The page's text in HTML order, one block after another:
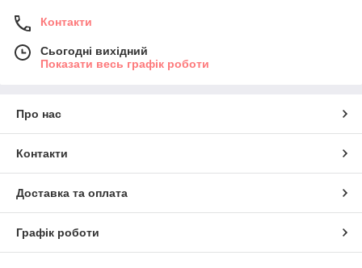
Контакти
Сьогодні вихідний
Показати весь графік роботи
Про нас
Контакти
Доставка та оплата
Графік роботи